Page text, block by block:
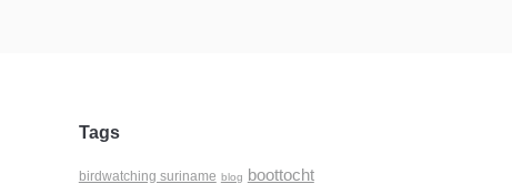
Tags
birdwatching suriname blog
boottocht